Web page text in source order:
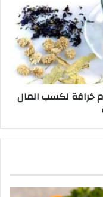
خرافة لكسب المال